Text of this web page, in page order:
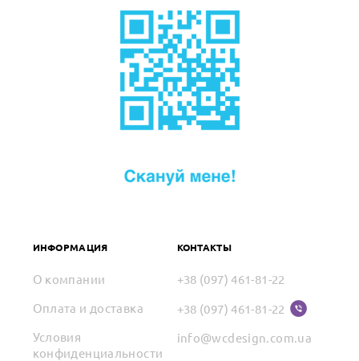
ИНФОРМАЦИЯ
О компании
Оплата и доставка
Условия
конфиденциальности
КОНТАКТЫ
+38 (097) 461-81-22
+38 (097) 461-81-22
info@wcdesign.com.ua